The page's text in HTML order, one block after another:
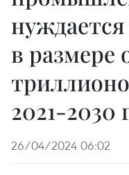
в размере
2021-2030
26/04/2024 06:02